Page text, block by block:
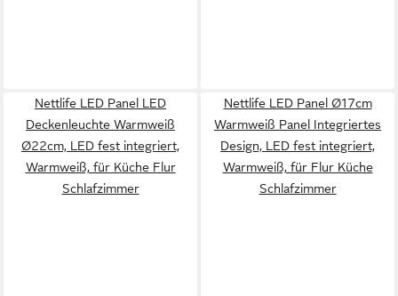
Nettlife LED Panel LED
Deckenleuchte Warmweiß
Ø22cm, LED fest integriert,
Warmweiß, für Küche Flur
Schlafzimmer
Nettlife LED Panel Ø17cm
Warmweiß Panel Integriertes
Design, LED fest integriert,
Warmweiß, für Flur Küche
Schlafzimmer